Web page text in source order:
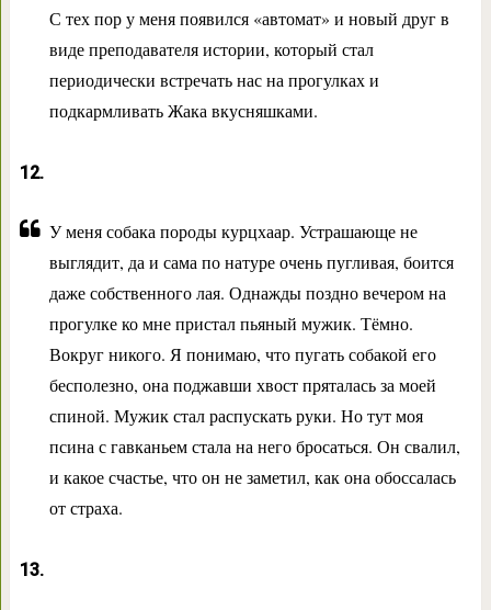
С тех пор у меня появился «автомат» и новый друг в
виде преподавателя истории, который стал
периодически встречать нас на прогулках и
подкармливать Жака вкусняшками.
12.
У меня собака породы курцхаар. Устрашающе не
выглядит, да и сама по натуре очень пугливая, боится
даже собственного лая. Однажды поздно вечером на
прогулке ко мне пристал пьяный мужик. Тёмно.
Вокруг никого. Я понимаю, что пугать собакой его
бесполезно, она поджавши хвост пряталась за моей
спиной. Мужик стал распускать руки. Но тут моя
псина с гавканьем стала на него бросаться. Он свалил,
и какое счастье, что он не заметил, как она обоссалась
от страха.
13.